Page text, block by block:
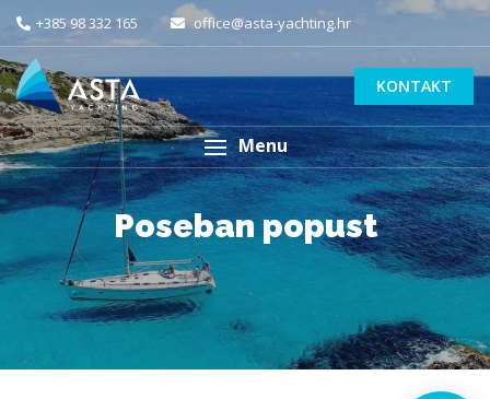
+385 98 332 165 office@asta-yachting.hr
KONTAKT
Menu
Poseban popust